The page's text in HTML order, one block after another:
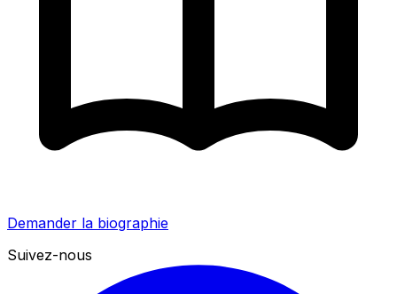
Demander la biographie
Suivez-nous